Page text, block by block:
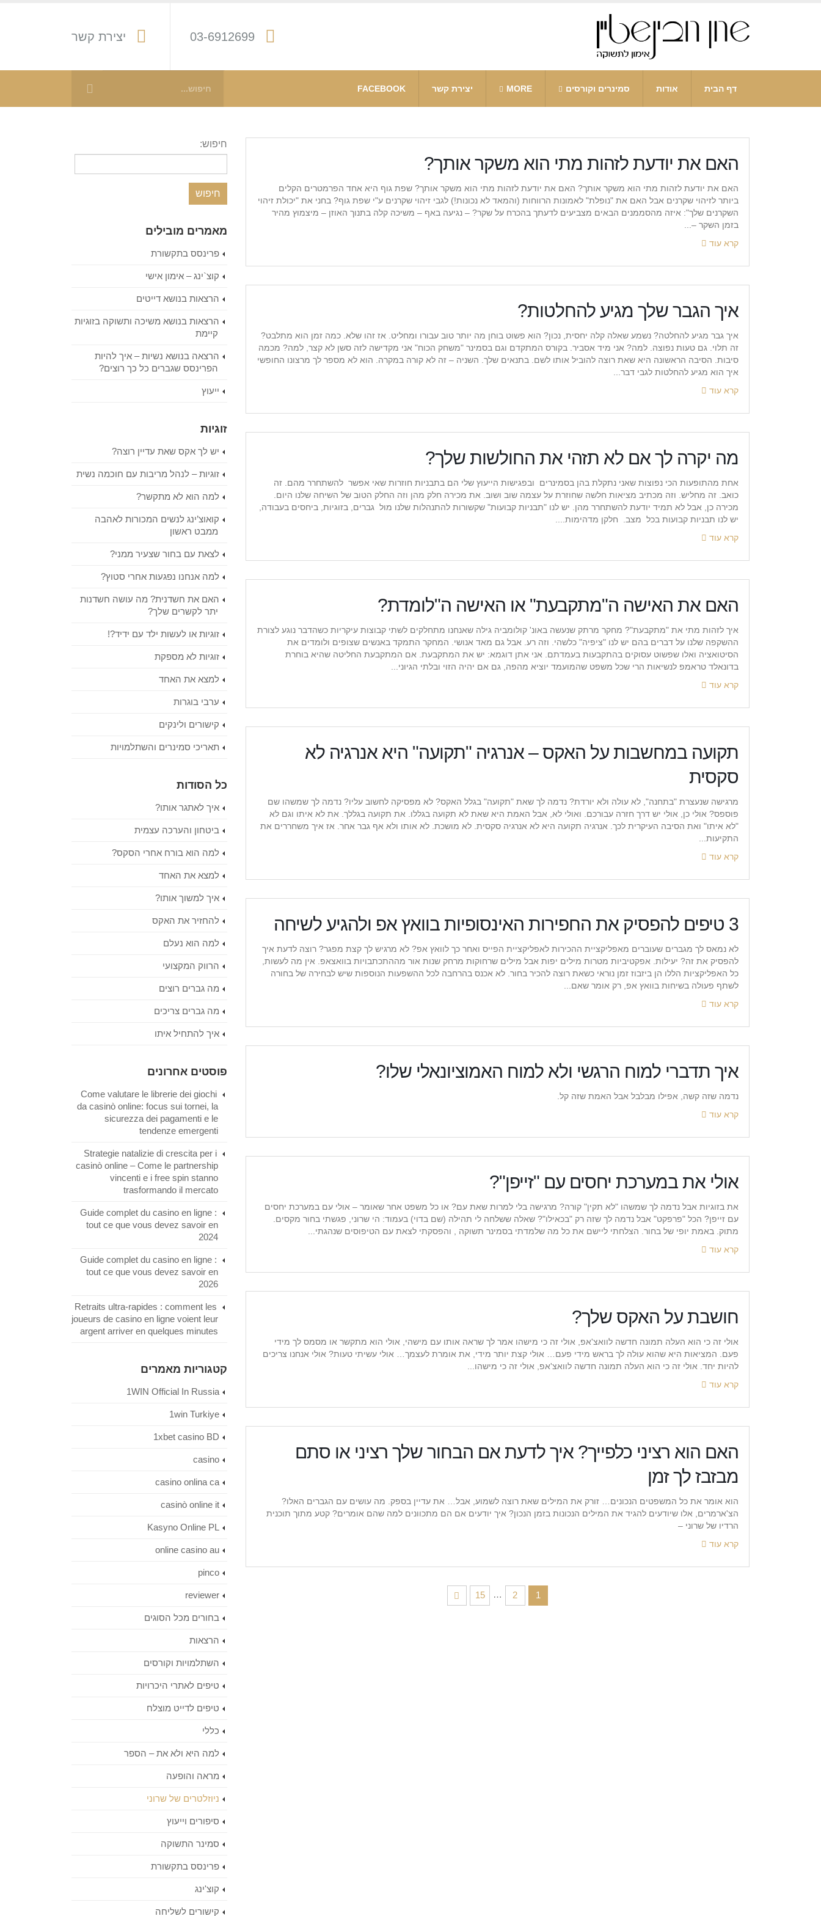
03-6912699 יצירת קשר
דף הבית אודות סמינרים וקורסים MORE יצירת קשר FACEBOOK
האם את יודעת לזהות מתי הוא משקר אותך?
האם את יודעת לזהות מתי הוא משקר אותך? האם את יודעת לזהות מתי הוא משקר אותך? שפת גוף היא אחד הפרמטרים הקלים
ביותר לזיהוי שקרנים אבל האם את "נופלת" לאמונות הרווחות (והמאד לא נכונות!) לגבי זיהוי שקרנים ע"י שפת גוף? בחני את "יכולת זיהוי
השקרנים שלך": איזה מהסממנים הבאים מצביעים לדעתך בהכרח על שקר? – נגיעה באף – משיכה קלה בתנוך האוזן – מיצמוץ מהיר
בזמן השקר –...
קרא עוד
איך הגבר שלך מגיע להחלטות?
איך גבר מגיע להחלטה? נשמע שאלה קלה יחסית, נכון? הוא פשוט בוחן מה יותר טוב עבורו ומחליט. אז זהו שלא. כמה זמן הוא מתלבט?
זה תלוי. גם טעות נפוצה. למה? אני מיד אסביר. בקורס המתקדם וגם בסמינר "משחק הכוח" אני מקדישה לזה סשן לא קצר, למה? מכמה
סיבות. הסיבה הראשונה היא שאת רוצה להוביל אותו לשם. בתנאים שלך. השניה – זה לא קורה במקרה. הוא לא מספר לך מרצונו החופשי
איך הוא מגיע להחלטות לגבי דבר...
קרא עוד
מה יקרה לך אם לא תזהי את החולשות שלך?
אחת מהתופעות הכי נפוצות שאני נתקלת בהן בסמינרים ובפגישות הייעוץ שלי הם בתבניות חוזרות שאי אפשר להשתחרר מהם. זה
כואב. זה מחליש. וזה מכתיב מציאות חלשה שחוזרת על עצמה שוב ושוב. את מכירה חלק מהן וזה החלק הטוב של השיחה שלנו היום.
מכירה כן, אבל לא תמיד יודעת להשתחרר מהן. יש לנו "תבניות קבועות" שקשורות להתנהלות שלנו מול גברים, בזוגיות, ביחסים בעבודה,
יש לנו תבניות קבועות בכל מצב. חלקן מדהימות....
קרא עוד
האם את האישה ה"מתקבעת" או האישה ה"לומדת?
איך לזהות מתי את "מתקבעת"? מחקר מרתק שנעשה באונ' קולומביה גילה שאנחנו מתחלקים לשתי קבוצות עיקריות כשהדבר נוגע לצורת
ההשקפה שלנו על דברים בהם יש לנו "ציפיה" כלשהי. וזה רע. אבל גם מאד אנושי. המחקר התמקד באנשים שצופים ולומדים את
הסיטואציה ואלו שפשוט עסוקים בהתקבעות בעמדתם. אני אתן דוגמא: יש את המתקבעת. אם המתקבעת החליטה שהיא בוחרת
בדונאלד טראמפ לנשיאות הרי שכל משפט שהמועמד יוציא מהפה, גם אם יהיה הזוי ובלתי הגיוני...
קרא עוד
תקועה במחשבות על האקס – אנרגיה "תקועה" היא אנרגיה לא
סקסית
מרגישה שנעצרת "בתחנה", לא עולה ולא יורדת? נדמה לך שאת "תקועה" בגלל האקס? לא מפסיקה לחשוב עליו? נדמה לך שמשהו שם
פוספס? אולי כן, אולי יש דרך חזרה עבורכם. ואולי לא, אבל האמת היא שאת לא תקועה בגללו. את תקועה בגללך. את לא איתו וגם לא
"לא איתו" ואת הסיבה העיקרית לכך. אנרגיה תקועה היא לא אנרגיה סקסית. לא מושכת. לא אותו ולא אף גבר אחר. אז איך משחררים את
התקיעות...
קרא עוד
3 טיפים להפסיק את החפירות האינסופיות בוואץ אפ ולהגיע לשיחה
לא נמאס לך מגברים שעוברים מאפליקציית ההכירות לאפליקציית הפייס ואחר כך לוואץ אפ? לא מרגיש לך קצת מפגר? רוצה לדעת איך
להפסיק את זה? יעילות. אפקטיביות מטרות מילים יפות אבל מילים שרחוקות מרחק שנות אור מההתכתבויות בוואצאפ. אין מה לעשות,
כל האפליקציות הללו הן ביזבוז זמן נוראי כשאת רוצה להכיר בחור. לא אכנס בהרחבה לכל ההשפעות הנוספות שיש לבחירה של בחורה
לשתף פעולה בשיחות בוואץ אפ, רק אומר שאם...
קרא עוד
איך תדברי למוח הרגשי ולא למוח האמוציונאלי שלו?
נדמה שזה קשה, אפילו מבלבל אבל האמת שזה קל.
קרא עוד
אולי את במערכת יחסים עם "זייפן"?
את בזוגיות אבל נדמה לך שמשהו "לא תקין" קורה? מרגישה בלי למרות שאת עם? או כל משפט אחר שאומר – אולי עם במערכת יחסים
עם זייפן? הכל "פרפקט" אבל נדמה לך שזה רק "בכאילו"? שאלה ששלחה לי תהילה (שם בדוי) בעמוד: הי שרוני, פגשתי בחור מקסים.
מתוק. באמת יופי של בחור. הצלחתי ליישם את כל מה שלמדתי בסמינר תשוקה , והפסקתי לצאת עם הטיפוסים שנהגתי...
קרא עוד
חושבת על האקס שלך?
אולי זה כי הוא העלה תמונה חדשה לוואצ'אפ, אולי זה כי מישהו אמר לך שראה אותו עם מישהי, אולי הוא מתקשר או מסמס לך מידי
פעם. המציאות היא שהוא עולה לך בראש מידי פעם… אולי קצת יותר מידי, את אומרת לעצמך… אולי עשיתי טעות? אולי אנחנו צריכים
להיות יחד. אולי זה כי הוא העלה תמונה חדשה לוואצ'אפ, אולי זה כי מישהו...
קרא עוד
האם הוא רציני כלפייך? איך לדעת אם הבחור שלך רציני או סתם
מבזבז לך זמן
הוא אומר את כל המשפטים הנכונים… זורק את המילים שאת רוצה לשמוע, אבל… את עדיין בספק. מה עושים עם הגברים האלו?
הצ'ארמרים, אלו שיודעים להגיד את המילים הנכונות בזמן הנכון? איך יודעים אם הם מתכוונים למה שהם אומרים? קטע מתוך תוכנית
הרדיו של שרוני –
קרא עוד
1
2
…
15
חיפוש:
מאמרים מובילים
פרינסס בתקשורת
קוצ`ינג – אימון אישי
הרצאות בנושא דייטים
הרצאות בנושא משיכה ותשוקה בזוגיות
קיימת
הרצאה בנושא נשיות – איך להיות
הפרינסס שגברים כל כך רוצים?
ייעוץ
זוגיות
יש לך אקס שאת עדיין רוצה?
זוגיות – לנהל מריבות עם חוכמה נשית
למה הוא לא מתקשר?
קואוצ’ינג לנשים המכורות לאהבה
ממבט ראשון
לצאת עם בחור שצעיר ממני?
למה אנחנו נפגעות אחרי סטוץ?
האם את חשדנית? מה עושה חשדנות
יתר לקשרים שלך?
זוגיות או לעשות ילד עם ידיד?!
זוגיות לא מספקת
למצא את האחד
ערבי בוגרות
קישורים ולינקים
תאריכי סמינרים והשתלמויות
כל הסודות
איך לאתגר אותו?
ביטחון והערכה עצמית
למה הוא בורח אחרי הסקס?
למצא את האחד
איך למשוך אותו?
להחזיר את האקס
למה הוא נעלם
הרווק המקצועי
מה גברים רוצים
מה גברים צריכים
איך להתחיל איתו
פוסטים אחרונים
Come valutare le librerie dei giochi
da casinò online: focus sui tornei, la
sicurezza dei pagamenti e le
tendenze emergenti
Strategie natalizie di crescita per i
casinò online – Come le partnership
vincenti e i free spin stanno
trasformando il mercato
Guide complet du casino en ligne :
tout ce que vous devez savoir en
2024
Guide complet du casino en ligne :
tout ce que vous devez savoir en
2026
Retraits ultra‑rapides : comment les
joueurs de casino en ligne voient leur
argent arriver en quelques minutes
קטגוריות מאמרים
1WIN Official In Russia
1win Turkiye
1xbet casino BD
casino
casino onlina ca
casinò online it
Kasyno Online PL
online casino au
pinco
reviewer
בחורים מכל הסוגים
הרצאות
השתלמויות וקורסים
טיפים לאתרי היכרויות
טיפים לדייט מוצלח
כללי
למה היא ולא את – הספר
מראה והופעה
ניוזלטרים של שרוני
סיפורים וייעוץ
סמינר התשוקה
פרינסס בתקשורת
קוצ'ינג
קישורים לשליחה